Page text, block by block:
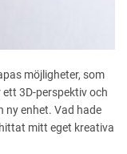
möjligheter, som
3D-perspektiv och
ny enhet. Vad hade
mitt eget kreativa